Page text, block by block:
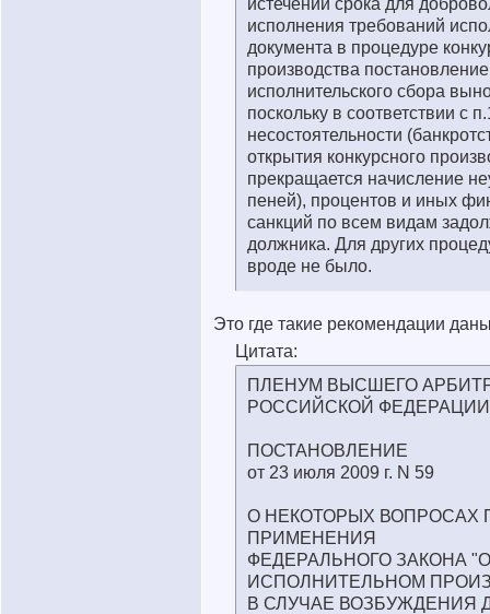
истечении срока для
исполнения требований
документа в процедуре
производства
исполнительского сбора
поскольку в соответствии с
несостоятельности
открытия конкурсного
прекращается начисление
пеней), процентов и иных
санкций по всем видам
должника. Для других
вроде не было.
Это где такие рекомендации
Цитата:
ПЛЕНУМ ВЫСШЕГО
РОССИЙСКОЙ ФЕДЕРАЦИИ
ПОСТАНОВЛЕНИЕ
от 23 июля 2009 г. N 59
О НЕКОТОРЫХ ВОПРОСАХ
ПРИМЕНЕНИЯ
ФЕДЕРАЛЬНОГО ЗАКОНА
ИСПОЛНИТЕЛЬНОМ
В СЛУЧАЕ ВОЗБУЖДЕНИЯ